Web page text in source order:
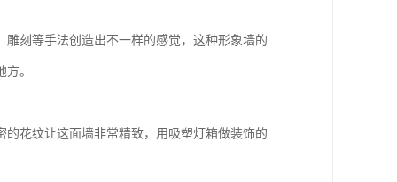
刻等手法创造出不一样的感觉，这种形象墙的
。
花纹让这面墙非常精致，用吸塑灯箱做装饰的